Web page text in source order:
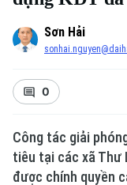
Sơn Hải
0
Công tác giải
tiêu tại các xã Thư
được chính quyền